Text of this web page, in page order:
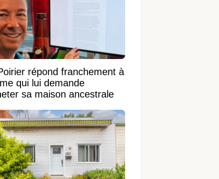
répond franchement à
qui lui demande
sa maison ancestrale